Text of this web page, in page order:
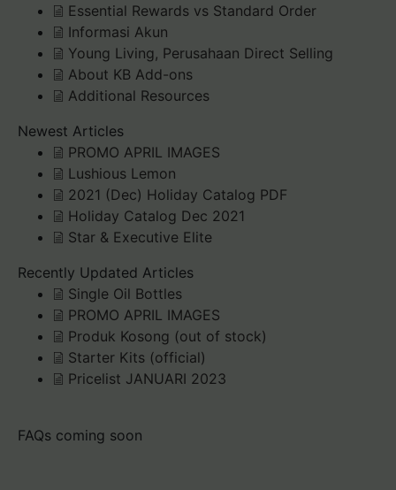
Essential Rewards vs Standard Order
Informasi Akun
Young Living, Perusahaan Direct Selling
About KB Add-ons
Additional Resources
Newest Articles
PROMO APRIL IMAGES
Lushious Lemon
2021 (Dec) Holiday Catalog PDF
Holiday Catalog Dec 2021
Star & Executive Elite
Recently Updated Articles
Single Oil Bottles
PROMO APRIL IMAGES
Produk Kosong (out of stock)
Starter Kits (official)
Pricelist JANUARI 2023
FAQs coming soon